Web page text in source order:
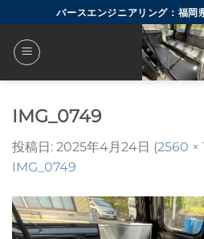
to
content
バースエンジニアリング：福岡
IMG_0749
投稿日: 2025年4月24日 (2560 ×
IMG_0749